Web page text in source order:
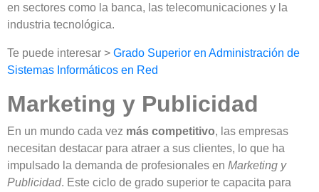
en sectores como la banca, las telecomunicaciones y la
industria tecnológica.
Te puede interesar > Grado Superior en Administración de
Sistemas Informáticos en Red
Marketing y Publicidad
En un mundo cada vez más competitivo, las empresas
necesitan destacar para atraer a sus clientes, lo que ha
impulsado la demanda de profesionales en Marketing y
Publicidad. Este ciclo de grado superior te capacita para